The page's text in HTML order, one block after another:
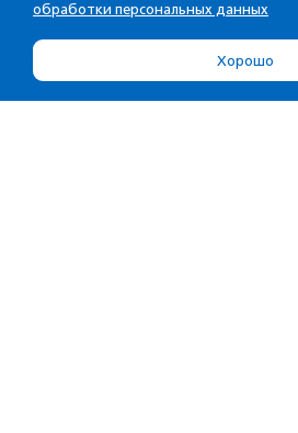
обработки персональных данных
Хорошо